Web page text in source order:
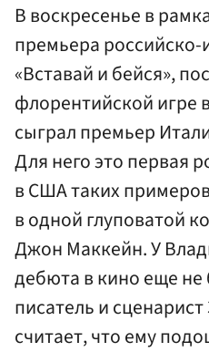
В воскресенье в
премьера
«Вставай и бейся»,
флорентийской игре
сыграл премьер
Для него это первая
в США таких
в одной глуповатой
Джон Маккейн. У
дебюта в кино еще
писатель и
считает, что ему